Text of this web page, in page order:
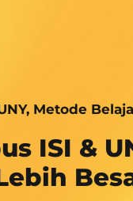
Metode
ISI &